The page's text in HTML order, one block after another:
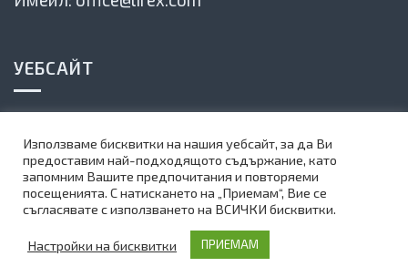
УЕБСАЙТ
Политика на сайта
Карта на сайта
Абонирай се за нашия бюлетин
©1999-2025 Lirex.com All Rights Reserved
Web Design by Teza
Използваме бисквитки на нашия уебсайт, за да Ви
предоставим най-подходящото съдържание, като
запомним Вашите предпочитания и повторяеми
посещенията. С натискането на „Приемам“, Вие се
съгласявате с използването на ВСИЧКИ бисквитки.
Настройки на бисквитки ПРИЕМАМ